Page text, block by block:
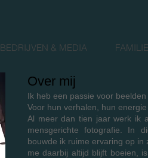
BEDRIJVEN & MEDIA
Over mij
Ik heb een passie voor beelden
Voor hun verhalen, hun
Al meer dan tien jaar werk ik
mensgerichte fotografie. In
bouwde ik ruime ervaring op in
me daarbij altijd blijft boeien,